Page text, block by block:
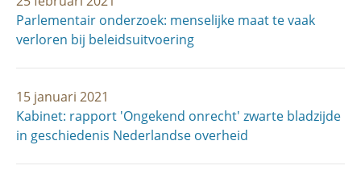
Parlementair onderzoek: menselijke maat te vaak
verloren bij beleidsuitvoering
15 januari 2021
Kabinet: rapport 'Ongekend onrecht' zwarte bladzijde
in geschiedenis Nederlandse overheid